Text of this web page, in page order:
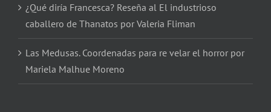
¿Qué diría Francesca? Reseña al El industrioso
caballero de Thanatos por Valeria Fliman
Las Medusas. Coordenadas para re velar el horror por
Mariela Malhue Moreno